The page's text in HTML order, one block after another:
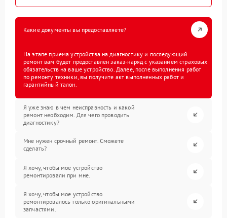
Какие документы вы предоставляете?
На этапе приема устройства на диагностику и последующий
ремонт вам будет предоставлен заказ-наряд с указанием страховых
обязательств на ваше устройство. Далее, после выполнения работ
по ремонту техники, вы получите акт выполненных работ и
гарантийный талон.
Я уже знаю в чем неисправность и какой
ремонт необходим. Для чего проводить
диагностику?
Мне нужен срочный ремонт. Сможете
сделать?
Я хочу, чтобы мое устройство
ремонтировали при мне.
Я хочу, чтобы мое устройство
ремонтировалось только оригинальными
запчастями.